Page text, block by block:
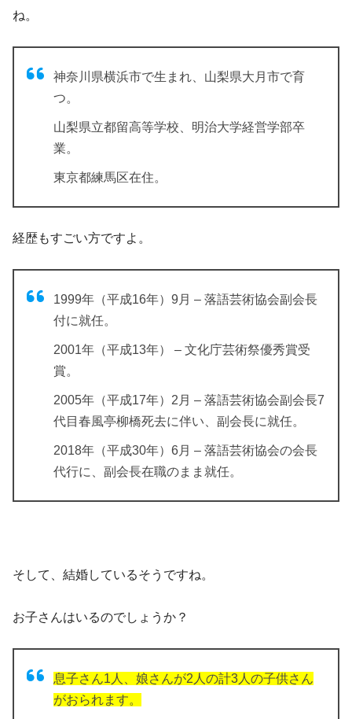
ね。
神奈川県横浜市で生まれ、山梨県大月市で育
つ。
山梨県立都留高等学校、明治大学経営学部卒
業。
東京都練馬区在住。
経歴もすごい方ですよ。
1999年（平成16年）9月 – 落語芸術協会副会長
付に就任。
2001年（平成13年） – 文化庁芸術祭優秀賞受
賞。
2005年（平成17年）2月 – 落語芸術協会副会長7
代目春風亭柳橋死去に伴い、副会長に就任。
2018年（平成30年）6月 – 落語芸術協会の会長
代行に、副会長在職のまま就任。
そして、結婚しているそうですね。
お子さんはいるのでしょうか？
息子さん1人、娘さんが2人の計3人の子供さん
がおられます。